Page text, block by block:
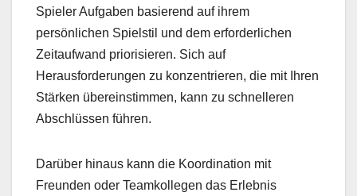
Spieler Aufgaben basierend auf ihrem
persönlichen Spielstil und dem erforderlichen
Zeitaufwand priorisieren. Sich auf
Herausforderungen zu konzentrieren, die mit Ihren
Stärken übereinstimmen, kann zu schnelleren
Abschlüssen führen.
Darüber hinaus kann die Koordination mit
Freunden oder Teamkollegen das Erlebnis